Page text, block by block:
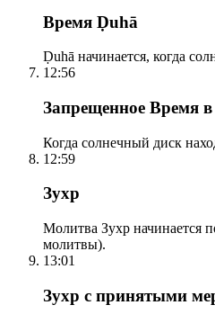
Время Ḍuhā
Ḍuhā начинается, когда
12:56
Запрещенное Время
Когда солнечный диск
12:59
Зухр
Молитва Зухр начинается
молитвы).
13:01
Зухр с принятыми